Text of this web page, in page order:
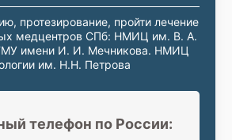
протезирование, пройти лечение
медцентров СПб: НМИЦ им. В. А.
имени И. И. Мечникова. НМИЦ
им. Н.Н. Петрова
телефон по России: